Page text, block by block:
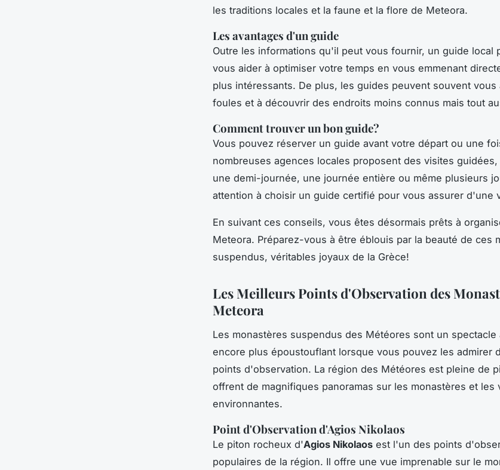
les traditions locales et la faune et la flore de Meteora.
Les avantages d'un guide
Outre les informations qu'il peut vous fournir, un guide local
vous aider à optimiser votre temps en vous emmenant
plus intéressants. De plus, les guides peuvent souvent vous
foules et à découvrir des endroits moins connus mais tout
Comment trouver un bon guide?
Vous pouvez réserver un guide avant votre départ ou une
nombreuses agences locales proposent des visites
une demi-journée, une journée entière ou même plusieurs
attention à choisir un guide certifié pour vous assurer d'une
En suivant ces conseils, vous êtes désormais prêts à
Meteora. Préparez-vous à être éblouis par la beauté de ces
suspendus, véritables joyaux de la Grèce!
Les Meilleurs Points d'Observation des
Meteora
Les monastères suspendus des Météores sont un spectacle
encore plus époustouflant lorsque vous pouvez les admirer
points d'observation. La région des Météores est pleine de
offrent de magnifiques panoramas sur les monastères et les
environnantes.
Point d'Observation d'Agios Nikolaos
Le piton rocheux d'Agios Nikolaos est l'un des points
populaires de la région. Il offre une vue imprenable sur le